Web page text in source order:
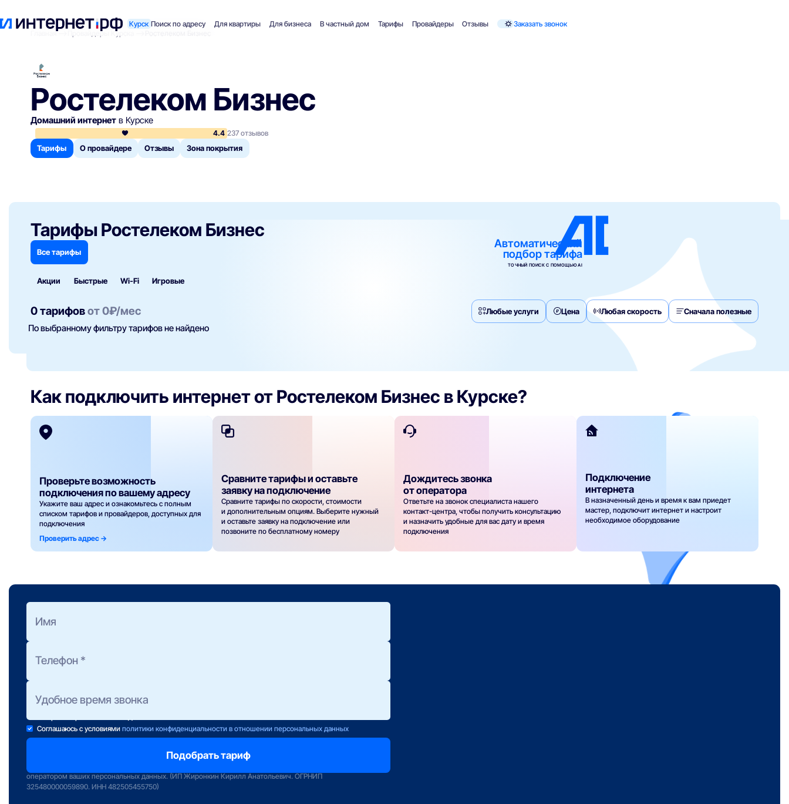
Курск Поиск по адресу Для квартиры Для бизнеса В частный дом Тарифы Провайдеры Отзывы
Заказать звонок
Главная
Провайдеры Курска
Ростелеком Бизнес
Домашний интернет в Курске
4.4 237 отзывов
Тарифы О провайдере Отзывы Зона покрытия
Тарифы Ростелеком Бизнес
Все тарифы
Акции Быстрые Wi‑Fi Игровые
Автоматический
подбор тарифа
ТОЧНЫЙ ПОИСК С ПОМОЩЬЮ AI
0 тарифовот0₽/мес Любые услуги Цена Любая скорость Сначала полезные
По выбранному фильтру тарифов не найдено
Как подключить интернет от Ростелеком Бизнес в Курске?
Проверьте возможность
подключения по вашему адресу
Укажите ваш адрес и ознакомьтесь с полным
списком тарифов и провайдеров, доступных для
подключения
Проверить адрес ->
Сравните тарифы и оставьте
заявку на подключение
Сравните тарифы по скорости, стоимости
и дополнительным опциям. Выберите нужный
и оставьте заявку на подключение или
позвоните по бесплатному номеру
Дождитесь звонка
от оператора
Ответьте на звонок специалиста нашего
контакт-центра, чтобы получить консультацию
и назначить удобные для вас дату и время
подключения
Подключение
интернета
В назначенный день и время к вам приедет
мастер, подключит интернет и настроит
необходимое оборудование
Оформить заявку
на подбор тарифа
Соглашаюсь с условиямиполитики конфиденциальности в отношении персональных данных
Консультанты работают ежедневно с 10 до 22 часов.
Если свою заявку Вы отправили после 22:00, консультант свяжется с Вами
Отправляя заявку вы подтверждаете передачу персональных данных оператору
оператором ваших персональных данных. (ИП Жиронкин Кирилл Анатольевич. ОГРНИП
325480000059890. ИНН 482505455750)